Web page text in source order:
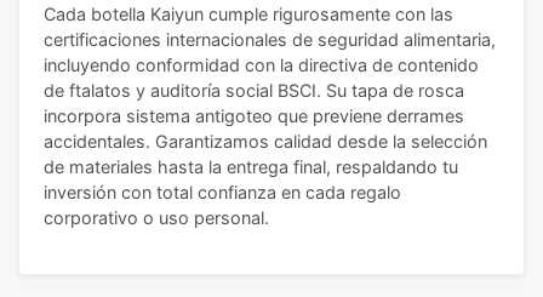
Cada botella Kaiyun cumple rigurosamente con las
certificaciones internacionales de seguridad alimentaria,
incluyendo conformidad con la directiva de contenido
de ftalatos y auditoría social BSCI. Su tapa de rosca
incorpora sistema antigoteo que previene derrames
accidentales. Garantizamos calidad desde la selección
de materiales hasta la entrega final, respaldando tu
inversión con total confianza en cada regalo
corporativo o uso personal.